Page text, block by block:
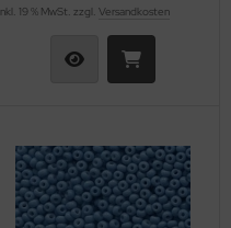
inkl. 19 % MwSt. zzgl. Versandkosten